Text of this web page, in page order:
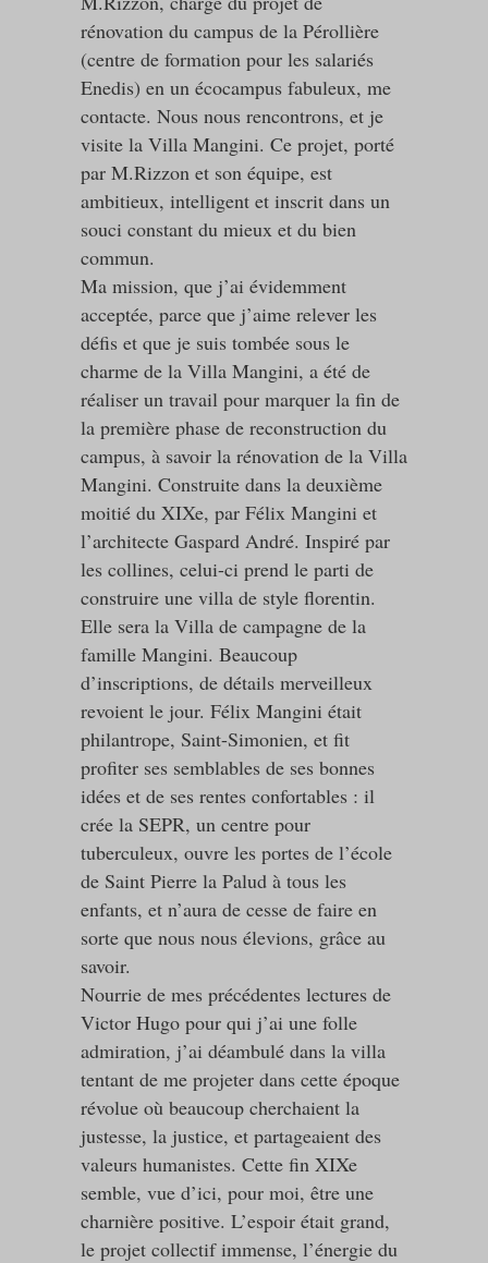
rénovation du campus de la Pérollière
(centre de formation pour les salariés
Enedis) en un écocampus fabuleux, me
contacte. Nous nous rencontrons, et je
visite la Villa Mangini. Ce projet, porté
par M.Rizzon et son équipe, est
ambitieux, intelligent et inscrit dans un
souci constant du mieux et du bien
commun.
Ma mission, que j’ai évidemment
acceptée, parce que j’aime relever les
défis et que je suis tombée sous le
charme de la Villa Mangini, a été de
réaliser un travail pour marquer la fin de
la première phase de reconstruction du
campus, à savoir la rénovation de la Villa
Mangini. Construite dans la deuxième
moitié du XIXe, par Félix Mangini et
l’architecte Gaspard André. Inspiré par
les collines, celui-ci prend le parti de
construire une villa de style florentin.
Elle sera la Villa de campagne de la
famille Mangini. Beaucoup
d’inscriptions, de détails merveilleux
revoient le jour. Félix Mangini était
philantrope, Saint-Simonien, et fit
profiter ses semblables de ses bonnes
idées et de ses rentes confortables : il
crée la SEPR, un centre pour
tuberculeux, ouvre les portes de l’école
de Saint Pierre la Palud à tous les
enfants, et n’aura de cesse de faire en
sorte que nous nous élevions, grâce au
savoir.
Nourrie de mes précédentes lectures de
Victor Hugo pour qui j’ai une folle
admiration, j’ai déambulé dans la villa
tentant de me projeter dans cette époque
révolue où beaucoup cherchaient la
justesse, la justice, et partageaient des
valeurs humanistes. Cette fin XIXe
semble, vue d’ici, pour moi, être une
charnière positive. L’espoir était grand,
le projet collectif immense, l’énergie du